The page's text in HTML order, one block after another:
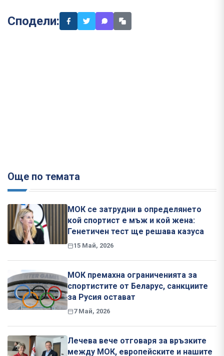
Сподели:
Още по темата
МОК се затрудни в определянето
кой спортист е мъж и кой жена:
Генетичен тест ще решава казуса
15 Май, 2026
МОК премахна ограниченията за
спортистите от Беларус, санкциите
за Русия остават
7 Май, 2026
Лечева вече отговаря за връзките
между МОК, европейските и нашите